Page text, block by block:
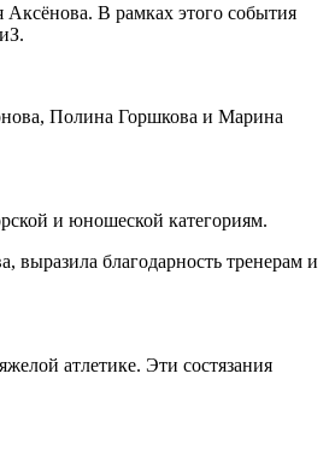
В рамках этого события
Полина Горшкова и Марина
и юношеской категориям.
выразила благодарность тренерам и
атлетике. Эти состязания